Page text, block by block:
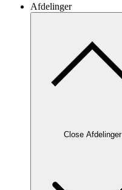
Afdelinger
Close Afdelinger